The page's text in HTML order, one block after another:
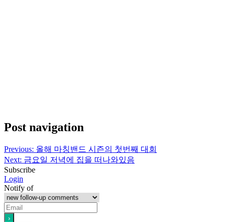
Post navigation
Previous: 올해 마칭밴드 시즌의 첫번째 대회
Next: 금요일 저녁에 집을 떠나와있음
Subscribe
Login
Notify of